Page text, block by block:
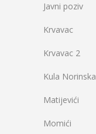
Javni poziv
Krvavac
Krvavac 2
Kula Norinska
Matijevići
Momići